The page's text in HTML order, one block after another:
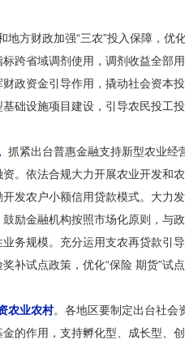
地方财政加强“三农”投入保障，
跨省域调剂使用，调剂收益全部
政资金引导作用，撬动社会资本
础设施项目建设，引导农民投工
抓紧出台普惠金融支持新型农业经
。依法合规大力开展农业开发和
发农户小额信用贷款模式。大力
励金融机构按照市场化原则，与
务规模。充分运用支农再贷款引
补试点政策，优化“保险 期货”试点
农业农村。各地区要制定出台社会
的作用，支持孵化型、成长型、